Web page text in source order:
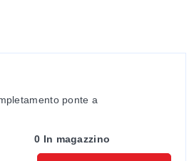
o il carico fuori asse nella
ponte a
0 In magazzino